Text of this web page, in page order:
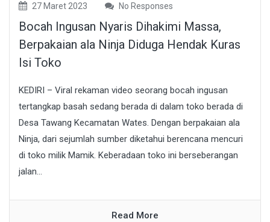
27 Maret 2023 No Responses
Bocah Ingusan Nyaris Dihakimi Massa,
Berpakaian ala Ninja Diduga Hendak Kuras
Isi Toko
KEDIRI – Viral rekaman video seorang bocah ingusan
tertangkap basah sedang berada di dalam toko berada di
Desa Tawang Kecamatan Wates. Dengan berpakaian ala
Ninja, dari sejumlah sumber diketahui berencana mencuri
di toko milik Mamik. Keberadaan toko ini berseberangan
jalan...
Read More